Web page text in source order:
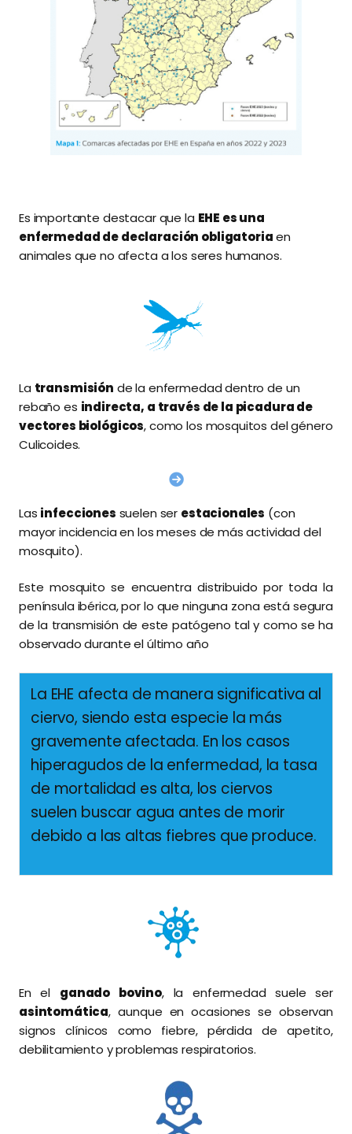
Es importante destacar que la EHE es una
enfermedad de declaración obligatoriaen
animales que no afecta a los seres humanos.
La transmisión de la enfermedad dentro de un
rebaño es indirecta, a través de la picadura de
vectores biológicos, como los mosquitos del género
Culicoides.
Las infecciones suelen ser estacionales (con
mayor incidencia en los meses de más actividad del
mosquito).
Este mosquito se encuentra distribuido por toda la
península ibérica, por lo que ninguna zona está segura
de la transmisión de este patógeno tal y como se ha
observado durante el último año
La EHE afecta de manera significativa al
ciervo, siendo esta especie la más
gravemente afectada. En los casos
hiperagudos de la enfermedad, la tasa
de mortalidad es alta, los ciervos
suelen buscar agua antes de morir
debido a las altas fiebres que produce.
En el ganado bovino, la enfermedad suele ser
asintomática, aunque en ocasiones se observan
signos clínicos como fiebre, pérdida de apetito,
debilitamiento y problemas respiratorios.